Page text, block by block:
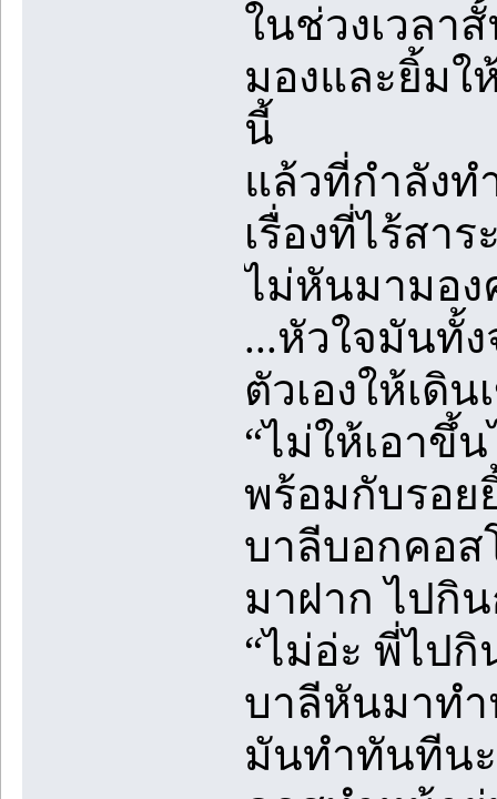
ในช่วงเวลา
มองและยิ้มใ
นี้
แล้วที่กำลังท
เรื่องที่ไร้สา
ไม่หันมามอ
...หัวใจมันทั้
ตัวเองให้เดิ
“ไม่ให้เอาขึ้
พร้อมกับรอ
บาลีบอกคอ
มาฝาก ไปกิ
“ไม่อ่ะ พี่ไปกิ
บาลีหันมาทำ
มันทำทันทีน